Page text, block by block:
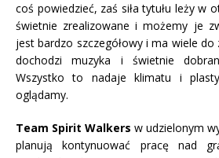
coś powiedzieć, zaś siła tytułu leży w
świetnie zrealizowane i możemy je
jest bardzo szczegółowy i ma wiele
dochodzi muzyka i świetnie
Wszystko to nadaje klimatu i
oglądamy.
Team Spirit Walkers w udzielonym
planują kontynuować pracę nad